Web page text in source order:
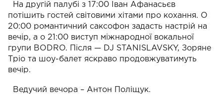
На другій палубі з 17:00 Іван Афанасьєв
потішить гостей світовими хітами про кохання. О
20:00 романтичний саксофон задасть настрій на
вечір, а о 21:00 виступ міжнародної вокальної
групи BODRO. Після — DJ STANISLAVSKY, Зоряне
Тріо та шоу-балет яскраво продовжуватимуть
вечір.
Ведучий вечора – Антон Поліщук.